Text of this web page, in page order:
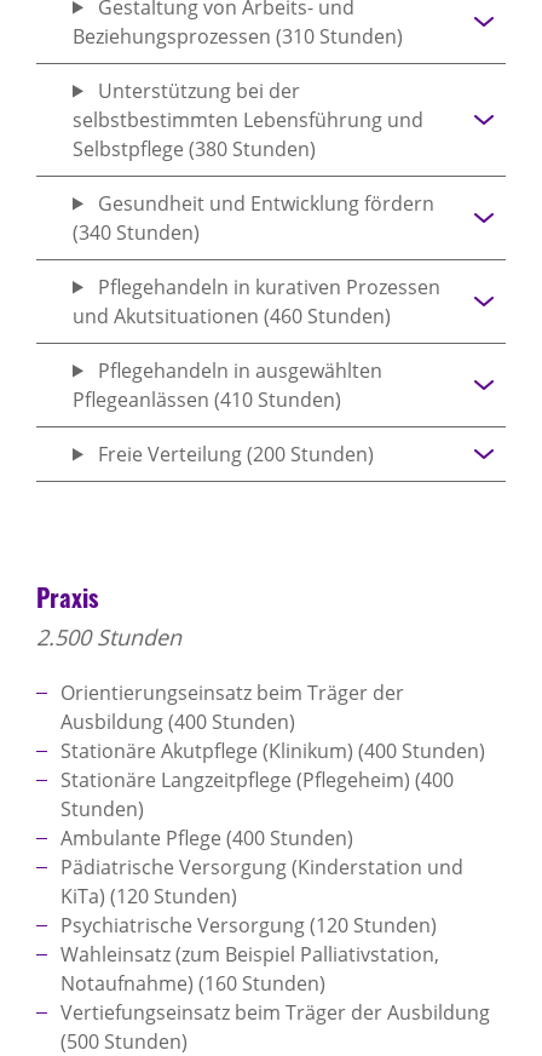
Gestaltung von Arbeits- und
Beziehungsprozessen (310 Stunden)
Unterstützung bei der
selbstbestimmten Lebensführung und
Selbstpflege (380 Stunden)
Gesundheit und Entwicklung fördern
(340 Stunden)
Pflegehandeln in kurativen Prozessen
und Akutsituationen (460 Stunden)
Pflegehandeln in ausgewählten
Pflegeanlässen (410 Stunden)
Freie Verteilung (200 Stunden)
Praxis
2.500 Stunden
Orientierungseinsatz beim Träger der
Ausbildung (400 Stunden)
Stationäre Akutpflege (Klinikum) (400 Stunden)
Stationäre Langzeitpflege (Pflegeheim) (400
Stunden)
Ambulante Pflege (400 Stunden)
Pädiatrische Versorgung (Kinderstation und
KiTa) (120 Stunden)
Psychiatrische Versorgung (120 Stunden)
Wahleinsatz (zum Beispiel Palliativstation,
Notaufnahme) (160 Stunden)
Vertiefungseinsatz beim Träger der Ausbildung
(500 Stunden)